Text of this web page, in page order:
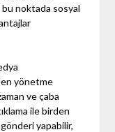
noktada sosyal
yönetme
ve çaba
ile birden
yapabilir,